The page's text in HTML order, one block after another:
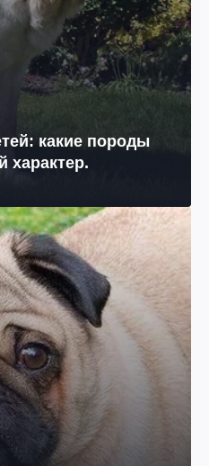
какие породы
характер.